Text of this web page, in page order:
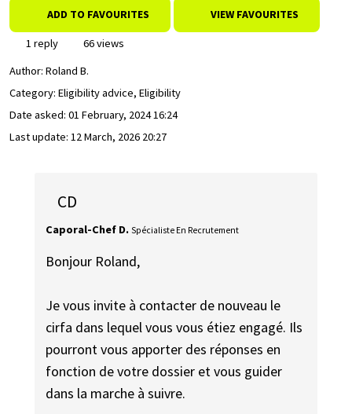
ADD TO FAVOURITES VIEW FAVOURITES
1 reply
66 views
Author: Roland B.
Category: Eligibility advice, Eligibility
Date asked: 01 February, 2024 16:24
Last update: 12 March, 2026 20:27
CD
Caporal-Chef D. Spécialiste En Recrutement
Bonjour Roland,
Je vous invite à contacter de nouveau le
cirfa dans lequel vous vous étiez engagé. Ils
pourront vous apporter des réponses en
fonction de votre dossier et vous guider
dans la marche à suivre.